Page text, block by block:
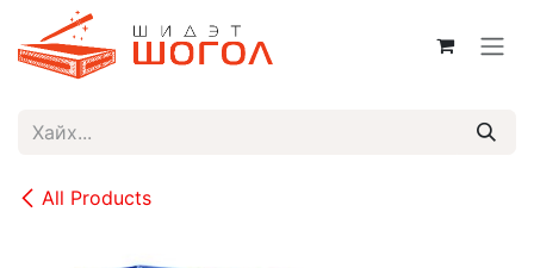
Skip to Content
All Products